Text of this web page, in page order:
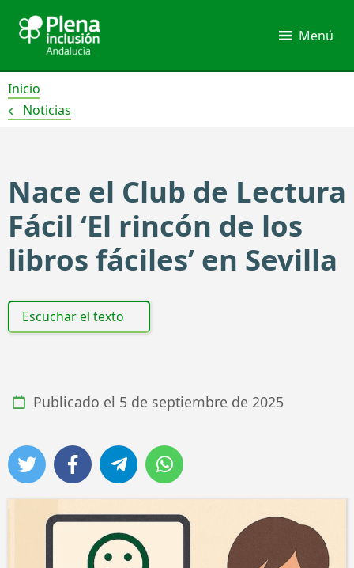
contenido
Menú
Inicio
Noticias
Nace el Club de Lectura
Fácil ‘El rincón de los
libros fáciles’ en Sevilla
Escuchar el texto
Publicado el 5 de septiembre de 2025